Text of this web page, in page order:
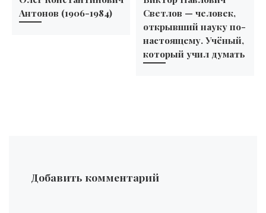
Антонов (1906-1984)
Светлов — человек,
открывший науку по-
настоящему. Учёный,
который учил думать
Добавить комментарий